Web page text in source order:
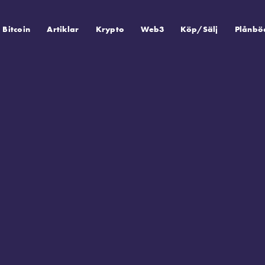
Bitcoin Artiklar Krypto Web3 Köp/Sälj